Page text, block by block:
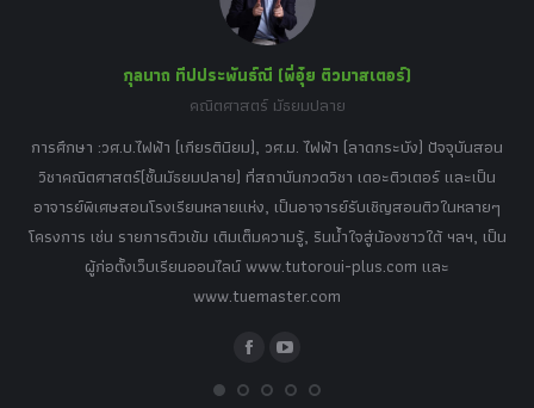
window
กุลนาถ ทีปประพันธ์ณี (พี่อุ๋ย ติวมาสเตอร์)
คณิตศาสตร์ มัธยมปลาย
การศึกษา :วศ.บ.ไฟฟ้า (เกียรตินิยม), วศ.ม. ไฟฟ้า (ลาดกระบัง) ปัจจุบันสอน
วิชาคณิตศาสตร์(ชั้นมัธยมปลาย) ที่สถาบันกวดวิชา เดอะติวเตอร์ และเป็น
อาจารย์พิเศษสอนโรงเรียนหลายแห่ง, เป็นอาจารย์รับเชิญสอนติวในหลายๆ
โครงการ เช่น รายการติวเข้ม เติมเต็มความรู้, รินน้ำใจสู่น้องชาวใต้ ฯลฯ, เป็น
ผู้ก่อตั้งเว็บเรียนออนไลน์ www.tutoroui-plus.com และ
www.tuemaster.com
FacebookYouTube